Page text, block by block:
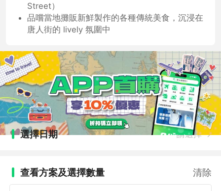
Street）
品嚐當地攤販新鮮製作的各種傳統美食，沉浸在
唐人街的 lively 氛圍中
選擇日期 請選擇
查看方案及選擇數量 清除